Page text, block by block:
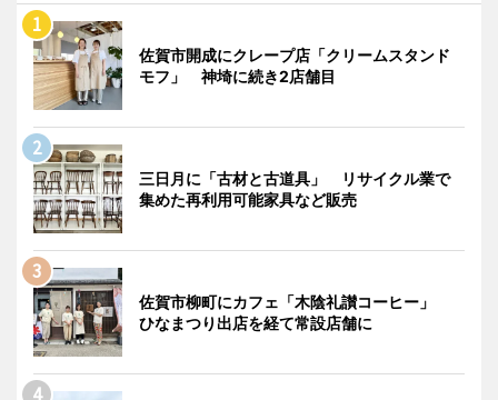
佐賀市開成にクレープ店「クリームスタンド
モフ」 神埼に続き2店舗目
三日月に「古材と古道具」 リサイクル業で
集めた再利用可能家具など販売
佐賀市柳町にカフェ「木陰礼讃コーヒー」
ひなまつり出店を経て常設店舗に